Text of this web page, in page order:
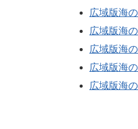
広域版海
広域版海
広域版海
広域版海
広域版海